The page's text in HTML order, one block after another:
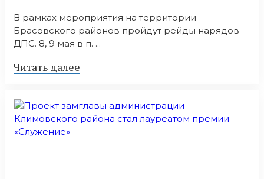
В рамках мероприятия на территории
Брасовского районов пройдут рейды нарядов
ДПС. 8, 9 мая в п. ...
Читать далее